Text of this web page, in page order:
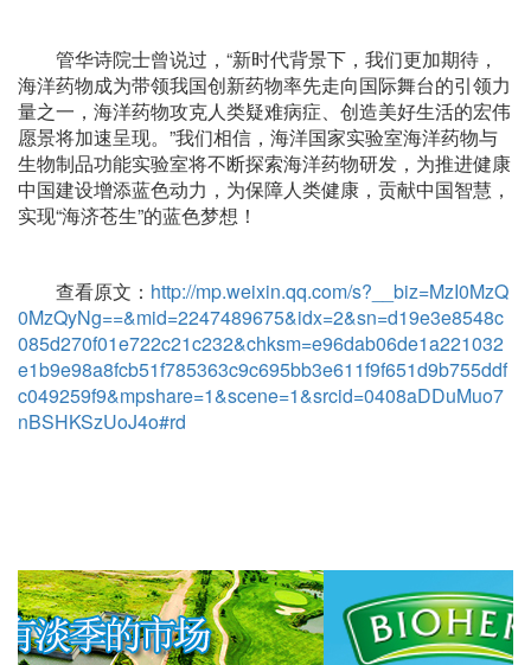
管华诗院士曾说过，“新时代背景下，我们更加期待，
海洋药物成为带领我国创新药物率先走向国际舞台的引领力
量之一，海洋药物攻克人类疑难病症、创造美好生活的宏伟
愿景将加速呈现。”我们相信，海洋国家实验室海洋药物与
生物制品功能实验室将不断探索海洋药物研发，为推进健康
中国建设增添蓝色动力，为保障人类健康，贡献中国智慧，
实现“海济苍生”的蓝色梦想！
查看原文： http://mp.weixin.qq.com/s?__biz=MzI0MzQ
0MzQyNg==&mid=2247489675&idx=2&sn=d19e3e8548c
085d270f01e722c21c232&chksm=e96dab06de1a221032
e1b9e98a8fcb51f785363c9c695bb3e611f9f651d9b755ddf
c049259f9&mpshare=1&scene=1&srcid=0408aDDuMuo7
nBSHKSzUoJ4o#rd